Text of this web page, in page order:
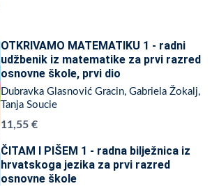
OTKRIVAMO MATEMATIKU 1 - radni
udžbenik iz matematike za prvi razred
osnovne škole, prvi dio
Dubravka Glasnović Gracin, Gabriela Žokalj,
Tanja Soucie
11,55 €
ČITAM I PIŠEM 1 - radna bilježnica iz
hrvatskoga jezika za prvi razred
osnovne škole